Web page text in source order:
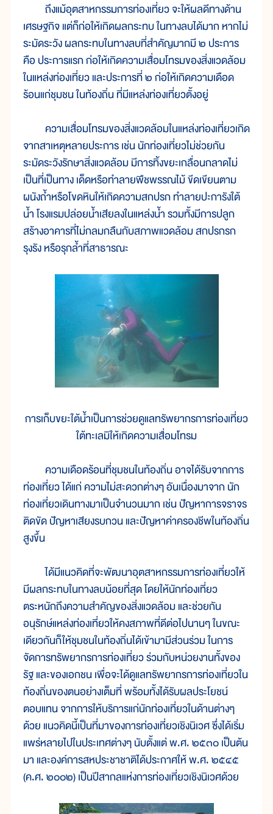
ถึงแม้อุตสาหกรรมการท่องเที่ยว จะให้ผลดีทางด้าน
เศรษฐกิจ แต่ก็ก่อให้เกิดผลกระทบ ในทางลบได้มาก หากไม่
ระมัดระวัง ผลกระทบในทางลบที่สำคัญมากมี ๒ ประการ
คือ ประการแรก ก่อให้เกิดความเสื่อมโทรมของสิ่งแวดล้อม
ในแหล่งท่องเที่ยว และประการที่ ๒ ก่อให้เกิดความเดือด
ร้อนแก่ชุมชน ในท้องถิ่น ที่มีแหล่งท่องเที่ยวตั้งอยู่
ความเสื่อมโทรมของสิ่งแวดล้อมในแหล่งท่องเที่ยวเกิด
จากสาเหตุหลายประการ เช่น นักท่องเที่ยวไม่ช่วยกัน
ระมัดระวังรักษาสิ่งแวดล้อม มีการทิ้งขยะเกลื่อนกลาดไม่
เป็นที่เป็นทาง เด็ดหรือทำลายพืชพรรณไม้ ขีดเขียนตาม
ผนังถ้ำหรือโขดหินให้เกิดความสกปรก ทำลายปะการังใต้
น้ำ โรงแรมปล่อยน้ำเสียลงในแหล่งน้ำ รวมทั้งมีการปลูก
สร้างอาคารที่ไม่กลมกลืนกับสภาพแวดล้อม สกปรกรก
รุงรัง หรือรุกล้ำที่สาธารณะ
การเก็บขยะใต้น้ำเป็นการช่วยดูแลทรัพยากรการท่องเที่ยว
ใต้ทะเลมิให้เกิดความเสื่อมโทรม
ความเดือดร้อนที่ชุมชนในท้องถิ่น อาจได้รับจากการ
ท่องเที่ยว ได้แก่ ความไม่สะดวกต่างๆ อันเนื่องมาจาก นัก
ท่องเที่ยวเดินทางมาเป็นจำนวนมาก เช่น ปัญหาการจราจร
ติดขัด ปัญหาเสียงรบกวน และปัญหาค่าครองชีพในท้องถิ่น
สูงขึ้น
ได้มีแนวคิดที่จะพัฒนาอุตสาหกรรมการท่องเที่ยวให้
มีผลกระทบในทางลบน้อยที่สุด โดยให้นักท่องเที่ยว
ตระหนักถึงความสำคัญของสิ่งแวดล้อม และช่วยกัน
อนุรักษ์แหล่งท่องเที่ยวให้คงสภาพที่ดีต่อไปนานๆ ในขณะ
เดียวกันก็ให้ชุมชนในท้องถิ่นได้เข้ามามีส่วนร่วม ในการ
จัดการทรัพยากรการท่องเที่ยว ร่วมกับหน่วยงานทั้งของ
รัฐ และของเอกชน เพื่อจะได้ดูแลทรัพยากรการท่องเที่ยวใน
ท้องถิ่นของตนอย่างเต็มที่ พร้อมทั้งได้รับผลประโยชน์
ตอบแทน จากการให้บริการแก่นักท่องเที่ยวในด้านต่างๆ
ด้วย แนวคิดนี้เป็นที่มาของการท่องเที่ยวเชิงนิเวศ ซึ่งได้เริ่ม
แพร่หลายไปในประเทศต่างๆ นับตั้งแต่ พ.ศ. ๒๕๓๐ เป็นต้น
มา และองค์การสหประชาชาติได้ประกาศให้ พ.ศ. ๒๕๔๕
(ค.ศ. ๒๐๐๒) เป็นปีสากลแห่งการท่องเที่ยวเชิงนิเวศด้วย